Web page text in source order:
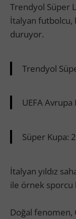
Trendyol Süper
İtalyan futbolcu,
duruyor.
Trendyol
UEFA Avrupa
Süper Kupa:
İtalyan yıldız
ile örnek sporcu
Doğal fenomen,